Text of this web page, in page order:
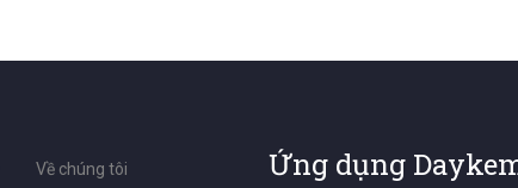
Về chúng tôi Ứng dụng